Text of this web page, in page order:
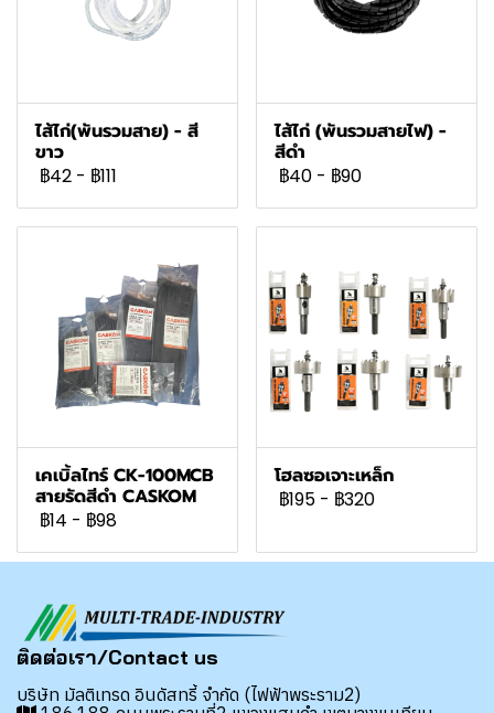
ไส้ไก่(พันรวมสาย) - สี
ขาว
฿42 - ฿111
ไส้ไก่ (พันรวมสายไฟ) -
สีดำ
฿40 - ฿90
เคเบิ้ลไทร์ CK-100MCB
สายรัดสีดำ CASKOM
฿14 - ฿98
โฮลซอเจาะเหล็ก
฿195 - ฿320
ติดต่อเรา/Contact us
บริษัท มัลติเทรด อินดัสทรี้ จำกัด (ไฟฟ้าพระราม2)